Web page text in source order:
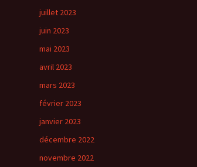
juillet 2023
juin 2023
mai 2023
avril 2023
mars 2023
février 2023
janvier 2023
décembre 2022
novembre 2022